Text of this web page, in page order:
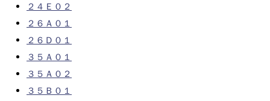
２４Ｅ０２
２６Ａ０１
２６Ｄ０１
３５Ａ０１
３５Ａ０２
３５Ｂ０１